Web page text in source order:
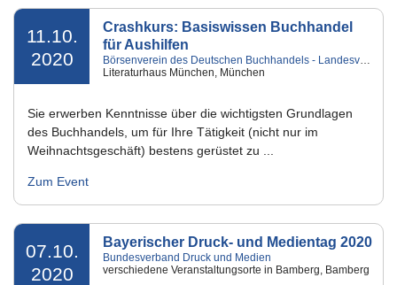
11.10.
2020
Crashkurs: Basiswissen Buchhandel
für Aushilfen
Börsenverein des Deutschen Buchhandels - Landesverband Bayern e.V.
Literaturhaus München, München
Sie erwerben Kenntnisse über die wichtigsten Grundlagen
des Buchhandels, um für Ihre Tätigkeit (nicht nur im
Weihnachtsgeschäft) bestens gerüstet zu ...
Zum Event
07.10.
2020
Bayerischer Druck- und Medientag 2020
Bundesverband Druck und Medien
verschiedene Veranstaltungsorte in Bamberg, Bamberg